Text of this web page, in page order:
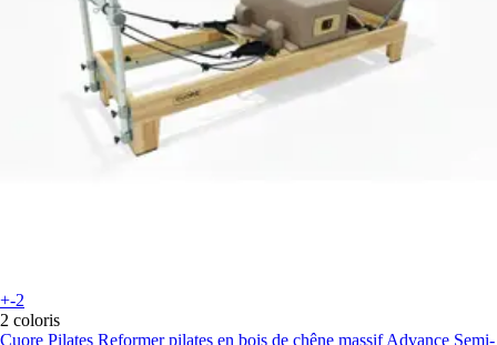
+-2
2 coloris
Cuore Pilates Reformer pilates en bois de chêne massif Advance Semi-